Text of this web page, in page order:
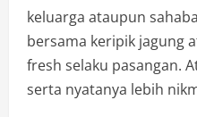
keluarga ataupun
bersama keripik jagung
fresh selaku pasangan.
serta nyatanya lebih